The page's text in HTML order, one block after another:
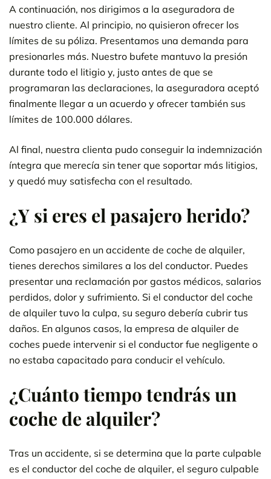
A continuación, nos dirigimos a la aseguradora de
nuestro cliente. Al principio, no quisieron ofrecer los
límites de su póliza. Presentamos una demanda para
presionarles más. Nuestro bufete mantuvo la presión
durante todo el litigio y, justo antes de que se
programaran las declaraciones, la aseguradora aceptó
finalmente llegar a un acuerdo y ofrecer también sus
límites de 100.000 dólares.
Al final, nuestra clienta pudo conseguir la indemnización
íntegra que merecía sin tener que soportar más litigios,
y quedó muy satisfecha con el resultado.
¿Y si eres el pasajero herido?
Como pasajero en un accidente de coche de alquiler,
tienes derechos similares a los del conductor. Puedes
presentar una reclamación por gastos médicos, salarios
perdidos, dolor y sufrimiento. Si el conductor del coche
de alquiler tuvo la culpa, su seguro debería cubrir tus
daños. En algunos casos, la empresa de alquiler de
coches puede intervenir si el conductor fue negligente o
no estaba capacitado para conducir el vehículo.
¿Cuánto tiempo tendrás un
coche de alquiler?
Tras un accidente, si se determina que la parte culpable
es el conductor del coche de alquiler, el seguro culpable